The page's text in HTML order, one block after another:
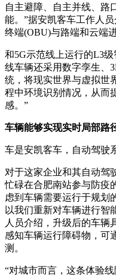
自主避障、自主并线、路
能。”据安凯客车工作人
终端(OBU)与路端和云端
和5G示范线上运行的L3
线车辆还采用数字孪生、
统，将现实世界与虚拟世
程中环境识别情况，从而
感。”
车辆能够实现实时局部路
车是安凯客车，自动驾驶
对于这家企业和其自动驾
忙碌在合肥南站参与防疫
虑到车辆需要运行于规划
以我们重新对车辆进行智
人员介绍，升级后的车辆
感知车辆运行障碍物，可
测。
“对城市而言，这条体验